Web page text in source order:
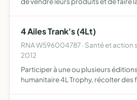
4 Ailes Trank's (4Lt)
RNA W596004787 · Santé et action
2012
Participer à une ou plusieurs
humanitaire 4L Trophy, récolter des